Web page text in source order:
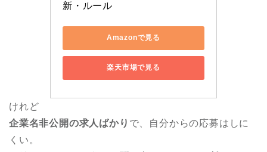
新・ルール
Amazonで見る
楽天市場で見る
けれど
企業名非公開の求人ばかり で、自分からの応募はしに
くい。